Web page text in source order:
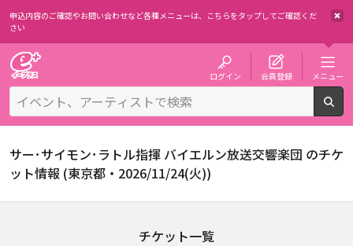
申込内容のご確認やお問い合わせなど各種メニューは、 こちらをタップしてご確認くだ
さい
ログイン 会員登録 メニュー
サー･サイモン･ラトル指揮 バイエルン放送交響楽団 のチケ
ット情報 (東京都・2026/11/24(火))
チケット一覧